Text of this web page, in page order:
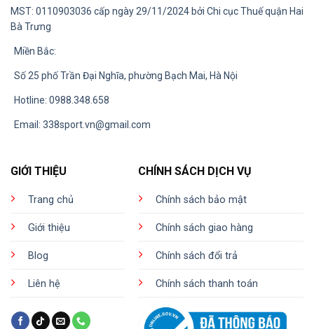
MST: 0110903036 cấp ngày 29/11/2024 bởi Chi cục Thuế quận Hai
Bà Trưng
Miền Bắc:
Số 25 phố Trần Đại Nghĩa, phường Bạch Mai, Hà Nội
Hotline: 0988.348.658
Email: 338sport.vn@gmail.com
GIỚI THIỆU
Trang chủ
Giới thiệu
Blog
Liên hệ
CHÍNH SÁCH DỊCH VỤ
Chính sách bảo mật
Chính sách giao hàng
Chính sách đổi trả
Chính sách thanh toán